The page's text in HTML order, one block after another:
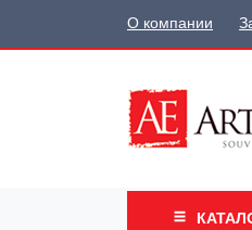
О компании